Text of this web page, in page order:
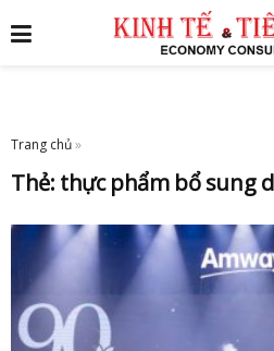
Trang chủ»
Thẻ: thực phẩm bổ sung